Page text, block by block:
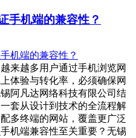
手机端的兼容性？
来越多用户通过手机浏览网
体验与转化率，必须确保网
阿凡达网络科技有限公司结
套从设计到技术的全流程解
多终端的网站，覆盖更广泛
机端兼容性至关重要？无锡